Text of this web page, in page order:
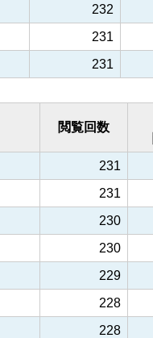
232
231
231
閲覧回数
231
231
230
230
229
228
228